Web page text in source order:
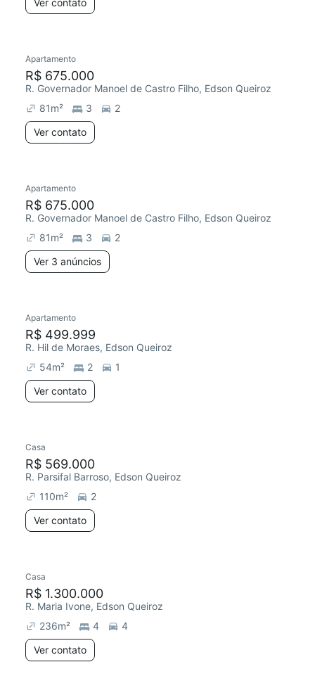
Ver contato
Apartamento
R$ 675.000
R. Governador Manoel de Castro Filho, Edson Queiroz
81m² 3
2
Ver contato
Apartamento
R$ 675.000
R. Governador Manoel de Castro Filho, Edson Queiroz
81m² 3
2
Ver 3 anúncios
Apartamento
R$ 499.999
R. Hil de Moraes, Edson Queiroz
54m² 2
1
Ver contato
Casa
R$ 569.000
R. Parsifal Barroso, Edson Queiroz
110m²
2
Ver contato
Casa
R$ 1.300.000
R. Maria Ivone, Edson Queiroz
236m² 4
4
Ver contato